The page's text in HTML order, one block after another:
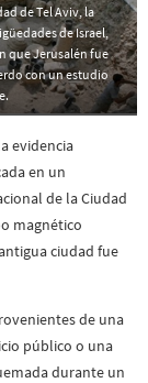
de Tel Aviv, la
de Israel,
que Jerusalén fue
con un estudio
evidencia
en un
de la Ciudad
magnético
ciudad fue
de una
público o una
durante un